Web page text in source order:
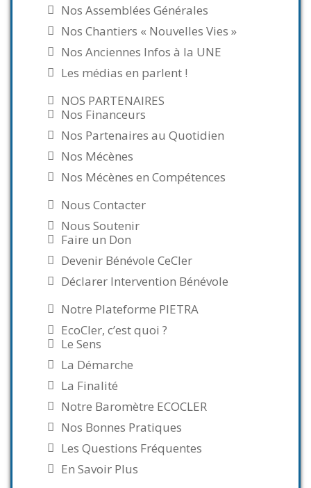
Nos Assemblées Générales
Nos Chantiers « Nouvelles Vies »
Nos Anciennes Infos à la UNE
Les médias en parlent !
NOS PARTENAIRES
Nos Financeurs
Nos Partenaires au Quotidien
Nos Mécènes
Nos Mécènes en Compétences
Nous Contacter
Nous Soutenir
Faire un Don
Devenir Bénévole CeCler
Déclarer Intervention Bénévole
Notre Plateforme PIETRA
EcoCler, c’est quoi ?
Le Sens
La Démarche
La Finalité
Notre Baromètre ECOCLER
Nos Bonnes Pratiques
Les Questions Fréquentes
En Savoir Plus